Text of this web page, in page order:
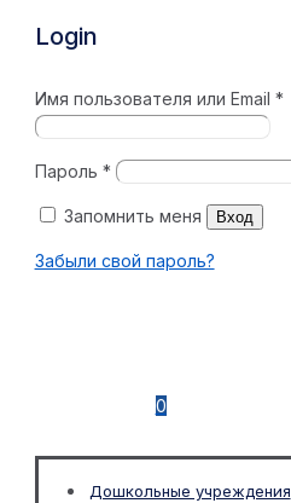
Login
Имя пользователя или Email *
Пароль *
Запомнить меня Вход
Забыли свой пароль?
0
Дошкольные учреждения